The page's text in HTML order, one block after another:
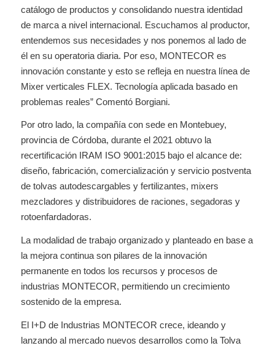
catálogo de productos y consolidando nuestra identidad
de marca a nivel internacional. Escuchamos al productor,
entendemos sus necesidades y nos ponemos al lado de
él en su operatoria diaria. Por eso, MONTECOR es
innovación constante y esto se refleja en nuestra línea de
Mixer verticales FLEX. Tecnología aplicada basado en
problemas reales” Comentó Borgiani.
Por otro lado, la compañía con sede en Montebuey,
provincia de Córdoba, durante el 2021 obtuvo la
recertificación IRAM ISO 9001:2015 bajo el alcance de:
diseño, fabricación, comercialización y servicio postventa
de tolvas autodescargables y fertilizantes, mixers
mezcladores y distribuidores de raciones, segadoras y
rotoenfardadoras.
La modalidad de trabajo organizado y planteado en base a
la mejora continua son pilares de la innovación
permanente en todos los recursos y procesos de
industrias MONTECOR, permitiendo un crecimiento
sostenido de la empresa.
El I+D de Industrias MONTECOR crece, ideando y
lanzando al mercado nuevos desarrollos como la Tolva